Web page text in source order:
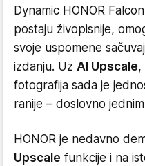
Dynamic HONOR
postaju živopisnije,
svoje uspomene
izdanju. Uz AI Upscale,
fotografija sada je
ranije – doslovno
HONOR je nedavno
Upscale funkcije i na